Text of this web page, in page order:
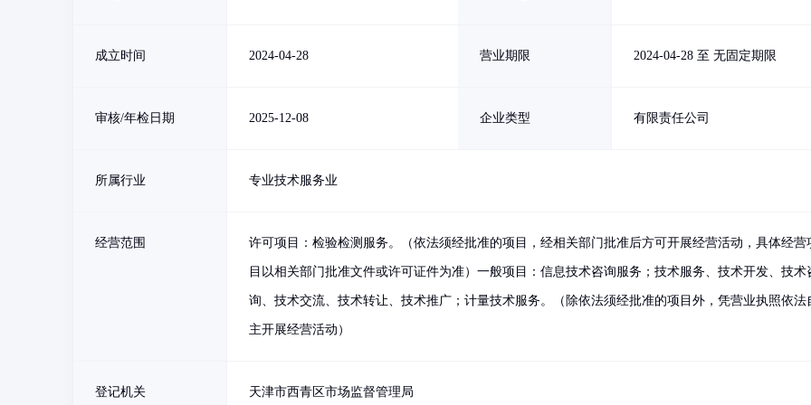
成立时间 2024-04-28 营业期限 2024-04-28 至 无固定期限
审核/年检日期 2025-12-08 企业类型 有限责任公司
所属行业 专业技术服务业
经营范围 许可项目：检验检测服务。（依法须经批准的项目，经相关部门批准后方可开展经营活动，具体经营
目以相关部门批准文件或许可证件为准）一般项目：信息技术咨询服务；技术服务、技术开发、技术
询、技术交流、技术转让、技术推广；计量技术服务。（除依法须经批准的项目外，凭营业执照依法
主开展经营活动）
登记机关 天津市西青区市场监督管理局